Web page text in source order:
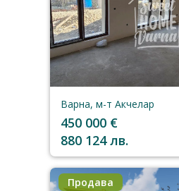
Варна, м-т Акчелар
450 000 €
880 124 лв.
Продава